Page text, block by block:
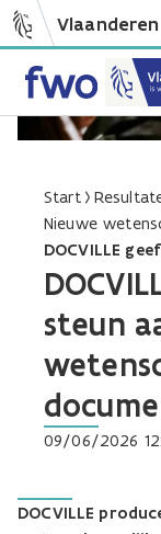
Vlaanderen
Start
Nieuwe
steun
09/06/2026
DOCVILLE